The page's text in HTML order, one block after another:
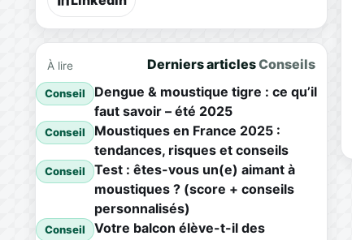
À lire Derniers articlesConseils
Conseil
Dengue & moustique tigre : ce qu’il
faut savoir – été 2025
Conseil
Moustiques en France 2025 :
tendances, risques et conseils
Conseil
Test : êtes-vous un(e) aimant à
moustiques ? (score + conseils
personnalisés)
Conseil
Votre balcon élève-t-il des